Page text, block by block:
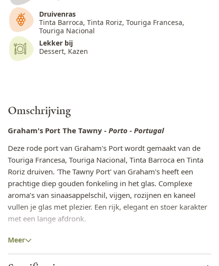
Lekker bij
Dessert, Kazen
Druivenras
Tinta Barroca, Tinta Roriz, Touriga Francesa,
Touriga Nacional
Omschrijving
Graham's Port The Tawny - Porto - Portugal
Deze rode port van Graham's Port wordt gemaakt van de
Touriga Francesa, Touriga Nacional, Tinta Barroca en Tinta
Roriz druiven. 'The Tawny Port' van Graham's heeft een
prachtige diep gouden fonkeling in het glas. Complexe
aroma’s van sinaasappelschil, vijgen, rozijnen en kaneel
vullen je glas met plezier. Een rijk, elegant en stoer karakter
met een lange afdronk.
De lekkerste eettips in combinatie met Graham's
Meer